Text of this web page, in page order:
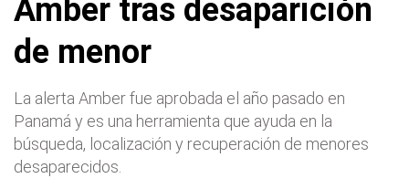
Amber tras desaparición
de menor
La alerta Amber fue aprobada el año pasado en
Panamá y es una herramienta que ayuda en la
búsqueda, localización y recuperación de menores
desaparecidos.